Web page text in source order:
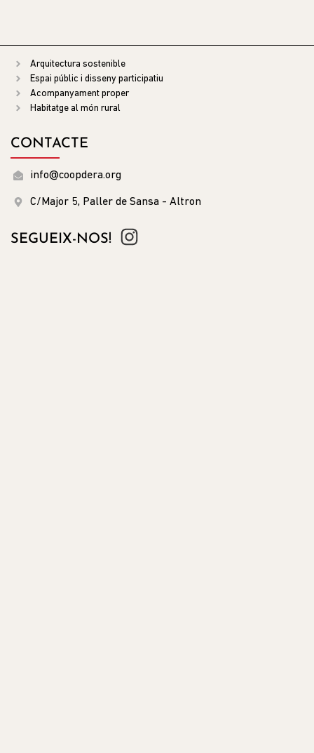
Arquitectura sostenible
Espai públic i disseny participatiu
Acompanyament proper
Habitatge al món rural
CONTACTE
info@coopdera.org
C/Major 5, Paller de Sansa - Altron
SEGUEIX-NOS!